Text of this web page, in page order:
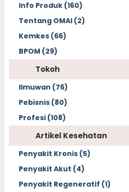
Info Produk (160)
Tentang OMAI (2)
Kemkes (66)
BPOM (29)
Tokoh
Ilmuwan (76)
Pebisnis (80)
Profesi (108)
Artikel Kesehatan
Penyakit Kronis (5)
Penyakit Akut (4)
Penyakit Regeneratif (1)